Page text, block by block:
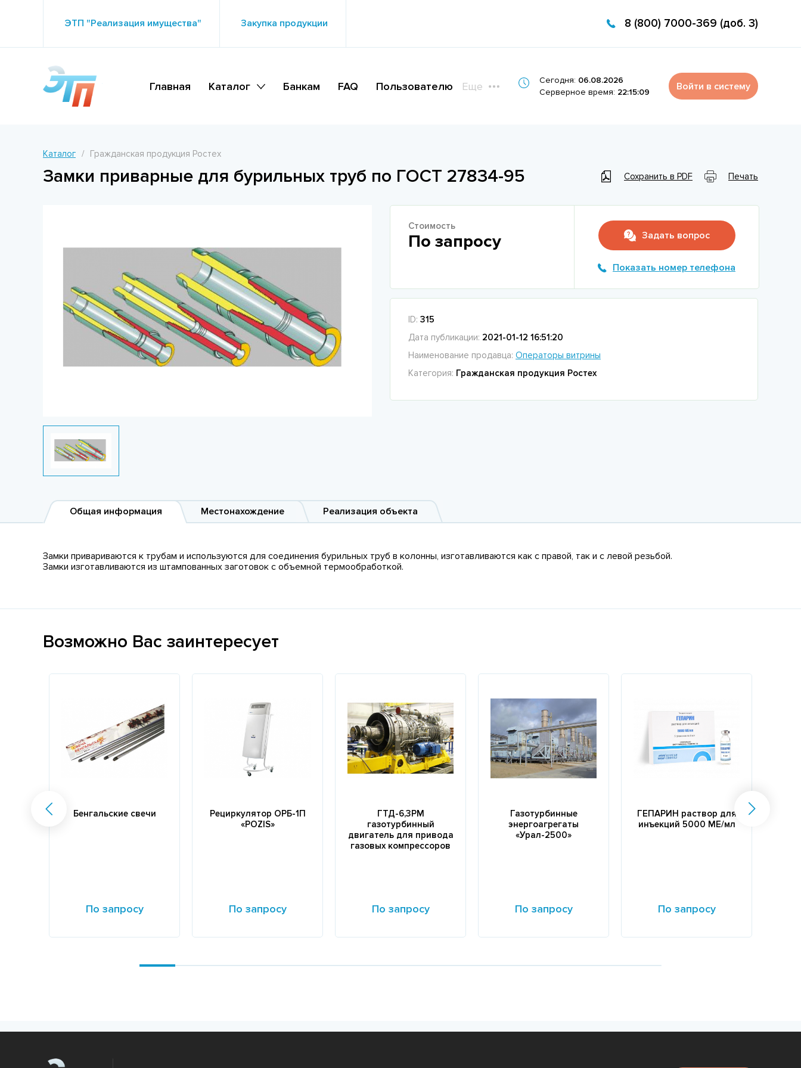
ЭТП "Реализация имущества" Закупка продукции 8 (800) 7000-369 (доб. 3)
Главная Каталог Банкам FAQ Пользователю Еще Сегодня: 06.08.2026
Серверное время: 22:15:09 Войти в систему
Каталог Гражданская продукция Ростех
Замки приварные для бурильных труб по ГОСТ 27834-95 Сохранить в PDF Печать
Стоимость
По запросу Задать вопрос
Показать номер телефона
ID: 315
Дата публикации: 2021-01-12 16:51:20
Наименование продавца: Операторы витрины
Категория: Гражданская продукция Ростех
Общая информация Местонахождение Реализация объекта
Замки привариваются к трубам и используются для соединения бурильных труб в колонны, изготавливаются как с правой, так и с левой резьбой.
Замки изготавливаются из штампованных заготовок с объемной термообработкой.
Возможно Вас заинтересует
Бенгальские свечи
По запросу
Рециркулятор ОРБ-1П
«POZIS»
По запросу
ГТД-6,3РМ
газотурбинный
двигатель для привода
газовых компрессоров
По запросу
Газотурбинные
энергоагрегаты
«Урал-2500»
По запросу
ГЕПАРИН раствор для
инъекций 5000 МЕ/мл
По запросу